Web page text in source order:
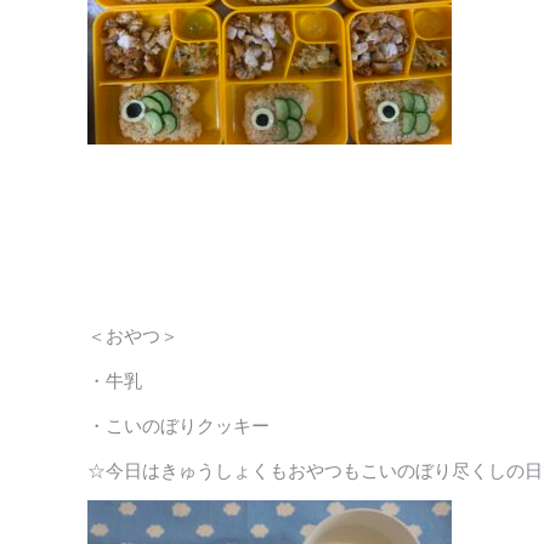
＜おやつ＞
・牛乳
・こいのぼりクッキー
☆今日はきゅうしょくもおやつもこいのぼり尽くしの